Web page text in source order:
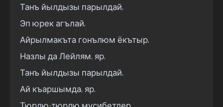
Танъ йылдызы парылдай,
Эп юрек агълай,
Айрылмакъта гонълюм ёкътыр,
Назлы да Лейлям, яр.
Танъ йылдызы парылдай,
Ай къаршымда, яр.